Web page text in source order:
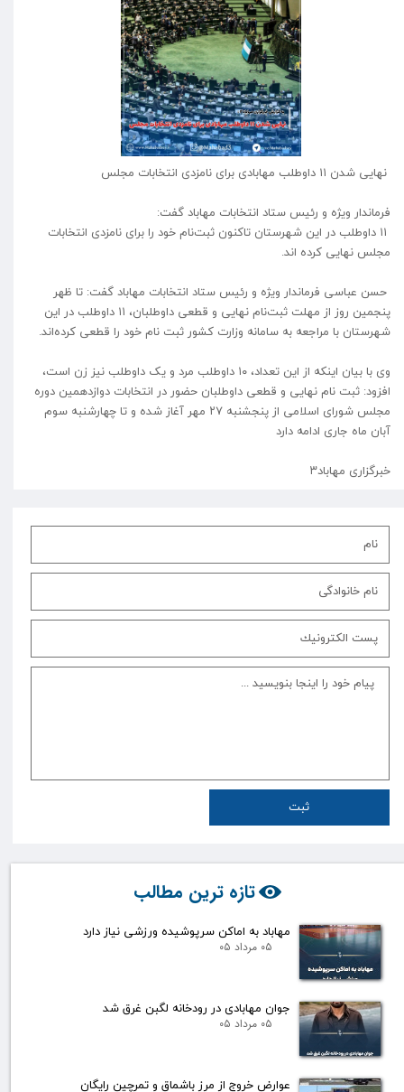
نهایی شدن ۱۱ داوطلب مهابادی برای نامزدی انتخابات مجلس
فرماندار ویژه و رئیس ستاد انتخابات مهاباد گفت:
۱۱ داوطلب در این شهرستان تاکنون ثبت‌نام خود را برای نامزدی انتخابات
مجلس نهایی کرده اند.
حسن عباسی فرماندار ویژه و رئیس ستاد انتخابات مهاباد گفت: تا ظهر
پنجمین روز از مهلت ثبت‌نام نهایی و قطعی داوطلبان، ۱۱ داوطلب در این
شهرستان با مراجعه به سامانه وزارت کشور ثبت نام خود را قطعی کرده‌اند.
وی با بیان اینکه از این تعداد، ۱۰ داوطلب مرد و یک داوطلب نیز زن است،
افزود: ثبت نام نهایی و قطعی داوطلبان حضور در انتخابات دوازدهمین دوره
مجلس شورای اسلامی از پنجشنبه ۲۷ مهر آغاز شده و تا چهارشنبه سوم
آبان ماه جاری ادامه دارد
خبرگزاری مهاباد۳
تازه ترین مطالب
مهاباد به اماکن سرپوشیده ورزشی نیاز دارد
۰۵ مرداد ۰۵
جوان مهابادی در رودخانه لگبن غرق شد
۰۵ مرداد ۰۵
عوارض خروج از مرز باشماق و تمرچین رایگان
ثبت